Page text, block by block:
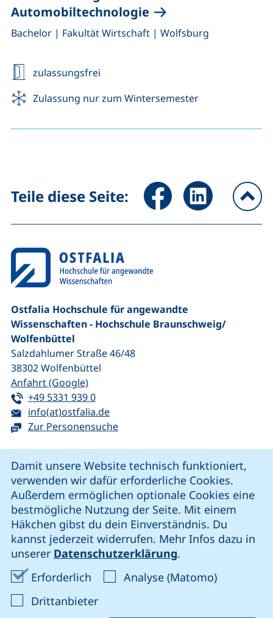
Damit unsere Website technisch funktioniert,
verwenden wir dafür erforderliche Cookies.
Außerdem ermöglichen optionale Cookies eine
bestmögliche Nutzung der Seite. Mit einem
Häkchen gibst du dein Einverständnis. Du
kannst jederzeit widerrufen. Mehr Infos dazu in
unserer Datenschutzerklärung.
Erforderlich Erforderliche Cookies akzeptieren
Analyse (Matomo)Analyse-
Drittanbieter: Cookies von Drittanbieter
Automobiltechnologie
Bachelor, | Fakultät Wirtschaft, | Wolfsburg
zulassungsfrei
Zulassung nur zum Wintersemester
Teile diese Seite: Seite über Facebook teilen
Seite über
Ostfalia Hochschule für angewandte
Wissenschaften - Hochschule Braunschweig/​
Wolfenbüttel
Salzdahlumer Straße 46/48
38302Wolfenbüttel
Anfahrt (Google)(externer Link, öffnet neues Fenster)
Tel:
+49 5331 939 0(startet einen Telefonanruf, wenn Ihr
E-Mail:
info(at)ostfalia.de(öffnet Ihr E-Mail-Programm)
Zur Personensuche
unsere Facebook-Seite (externer Link, öffnet neues
unsere LinkedIn-Seite (externer Link, öffnet
unsere Instagram-Seite (externer Link,
unsere YouTube-Seite (externer
Cookie-Einstellungen
Impressum
Datenschutz
Erklärung zur Barrierefreiheit